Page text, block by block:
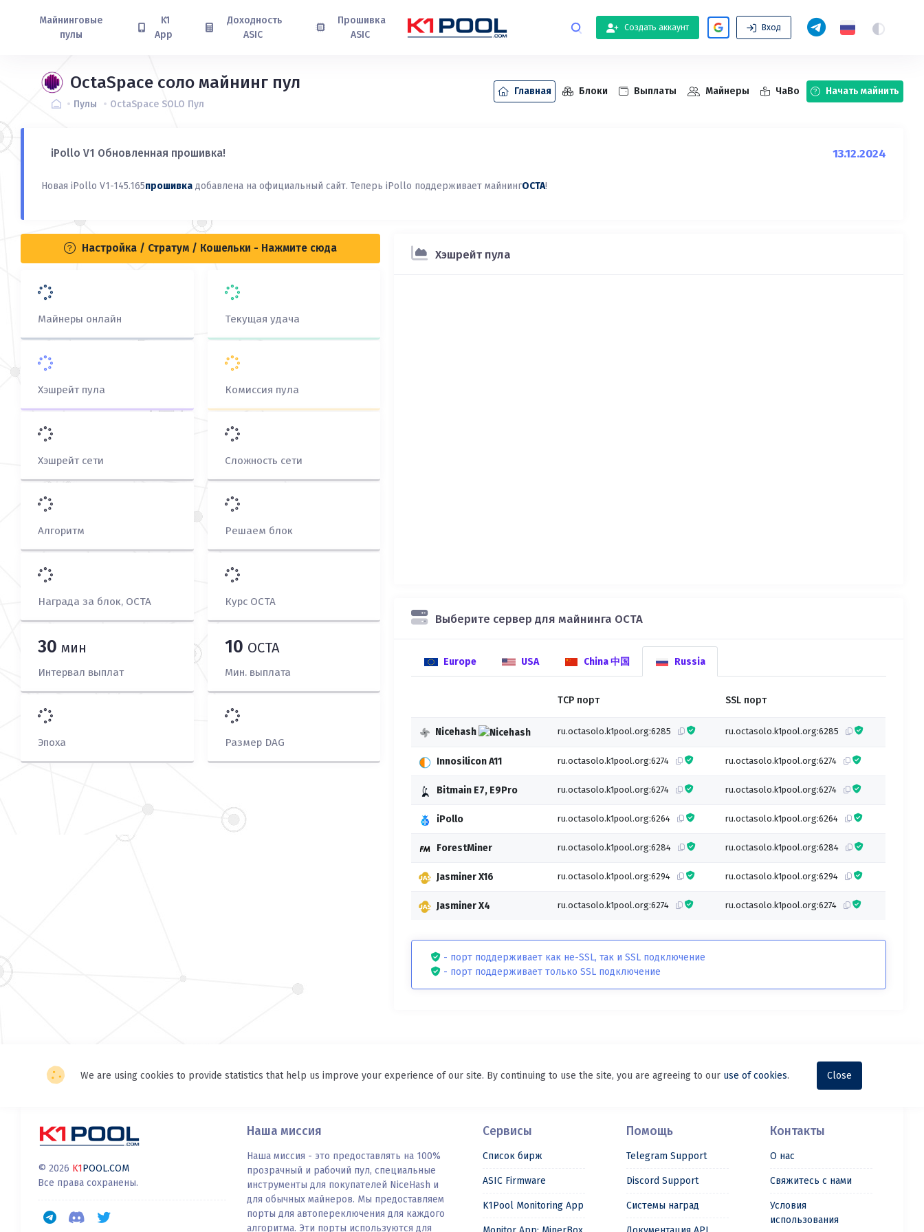
Майнинговые
пулы
K1
App
Доходность
ASIC
Прошивка
ASIC
Создать аккаунт Вход
OctaSpace соло майнинг пул
Пулы OctaSpace SOLO Пул
Главная Блоки Выплаты Майнеры ЧаВо Начать майнить
iPollo V1 Обновленная прошивка! 13.12.2024
Новая iPollo V1-145.165прошивка добавлена на официальный сайт. Теперь iPollo поддерживает майнингOCTA!
Настройка / Стратум / Кошельки - Нажмите сюда
Майнеры онлайн Текущая удача
Хэшрейт пула Комиссия пула
Хэшрейт сети Сложность сети
Алгоритм Решаем блок
Награда за блок, OCTA Курс OCTA
30 мин
Интервал выплат
10 OCTA
Мин. выплата
Эпоха Размер DAG
Хэшрейт пула
Выберите сервер для майнинга OCTA
Europe USA China 中国 Russia
TCP порт SSL порт
Nicehash ru.octasolo.k1pool.org:6285 ru.octasolo.k1pool.org:6285
Innosilicon A11 ru.octasolo.k1pool.org:6274 ru.octasolo.k1pool.org:6274
Bitmain E7, E9Pro ru.octasolo.k1pool.org:6274 ru.octasolo.k1pool.org:6274
iPollo ru.octasolo.k1pool.org:6264 ru.octasolo.k1pool.org:6264
ForestMiner ru.octasolo.k1pool.org:6284 ru.octasolo.k1pool.org:6284
Jasminer X16 ru.octasolo.k1pool.org:6294 ru.octasolo.k1pool.org:6294
Jasminer X4 ru.octasolo.k1pool.org:6274 ru.octasolo.k1pool.org:6274
- порт поддерживает как не-SSL, так и SSL подключение
- порт поддерживает только SSL подключение
We are using cookies to provide statistics that help us improve your experience of our site. By continuing to use the site, you are agreeing to our use of cookies. Close
© 2026 K1POOL.COM
Все права сохранены.
Наша миссия
Наша миссия - это предоставлять на 100%
прозрачный и рабочий пул, специальные
инструменты для покупателей NiceHash и
для обычных майнеров. Мы предоставляем
порты для автопереключения для каждого
алгоритма. Эти порты используются для
Сервисы
Список бирж
ASIC Firmware
K1Pool Monitoring App
Помощь
Telegram Support
Discord Support
Системы наград
Контакты
О нас
Свяжитесь с нами
Условия
использования